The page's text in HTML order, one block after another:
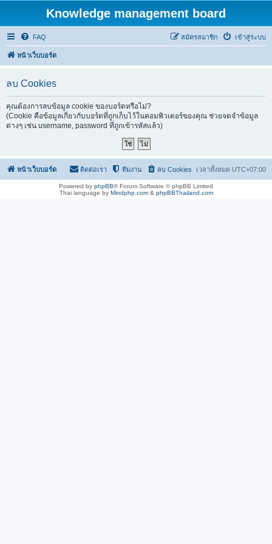
Knowledge management board
FAQ เข้าสู่ระบบ
สมัครสมาชิก
หน้าเว็บบอร์ด
ลบ Cookies
คุณต้องการลบข้อมูล cookie ของบอร์ดหรือไม่?
(Cookie คือข้อมูลเกี่ยวกับบอร์ดที่ถูกเก็บไว้ในคอมพิวเตอร์ของคุณ ช่วยจดจำข้อมูล
ต่างๆ เช่น username, password ที่ถูกเข้ารหัสแล้ว)
หน้าเว็บบอร์ด เวลาทั้งหมด UTC+07:00
ลบ Cookies
ทีมงาน
ติดต่อเรา
Powered by phpBB® Forum Software © phpBB Limited
Thai language by Mindphp.com& phpBBThailand.com